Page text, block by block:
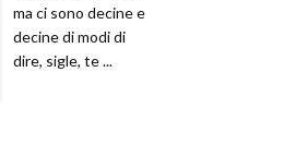
ma ci sono decine e
decine di modi di
dire, sigle, te ...